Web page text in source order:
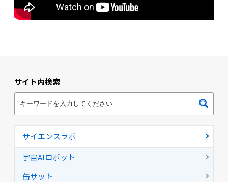
サイト内検索
サイエンスラボ
宇宙AIロボット
缶サット